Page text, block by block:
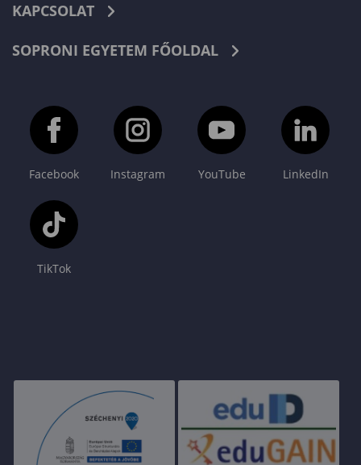
KAPCSOLAT
SOPRONI EGYETEM FŐOLDAL
Facebook Instagram YouTube LinkedIn
TikTok